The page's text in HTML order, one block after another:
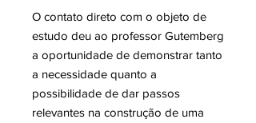
O contato direto com o objeto de
estudo deu ao professor Gutemberg
a oportunidade de demonstrar tanto
a necessidade quanto a
possibilidade de dar passos
relevantes na construção de uma